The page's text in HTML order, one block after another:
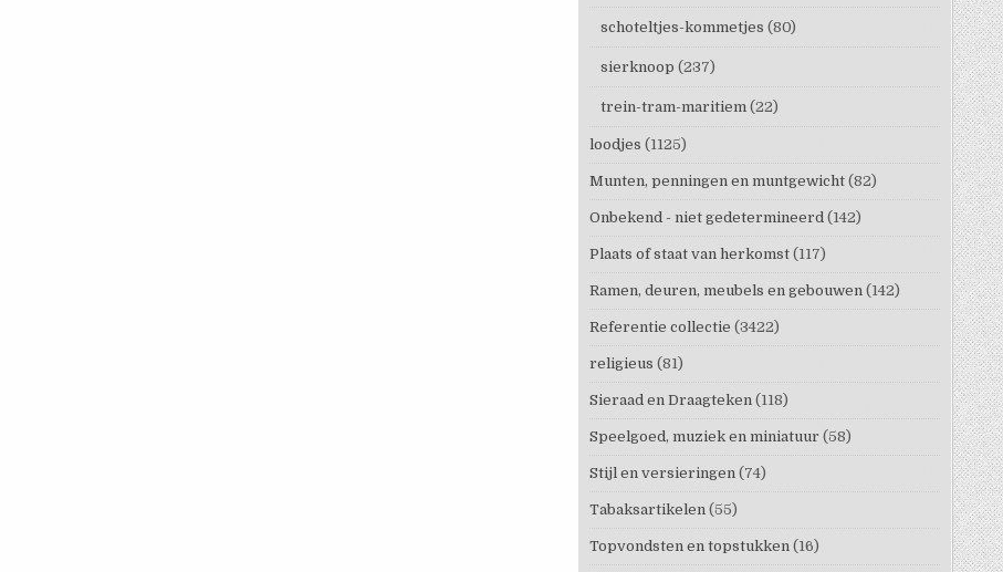
schoteltjes-kommetjes (80)
sierknoop (237)
trein-tram-maritiem (22)
loodjes (1125)
Munten, penningen en muntgewicht (82)
Onbekend - niet gedetermineerd (142)
Plaats of staat van herkomst (117)
Ramen, deuren, meubels en gebouwen (142)
Referentie collectie (3422)
religieus (81)
Sieraad en Draagteken (118)
Speelgoed, muziek en miniatuur (58)
Stijl en versieringen (74)
Tabaksartikelen (55)
Topvondsten en topstukken (16)